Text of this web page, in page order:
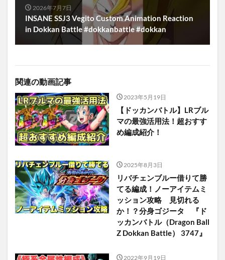
2026年7月7日
INSANE SSJ3 Vegito Custom Animation Reaction
in Dokkan Battle #dokkanbattle #dokkan
関連の動画記事
2023年5月19日
【ドッカンバトル】LRブル
マの最強活用法！超おすす
め編成紹介！
2025年8月3日
リバチェンブルー借りて勝
てる編成！ノーアイテムミ
ッション攻略 見切れる
か！？分身ゴジータ 『ド
ッカンバトル（Dragon Ball
Z Dokkan Battle） 3747』
2022年9月19日